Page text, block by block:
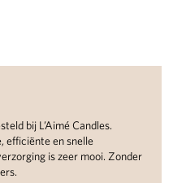
Wow, prachtige producten, geweldig
handgeschreven notitie erbij voor het
te raden als kado!